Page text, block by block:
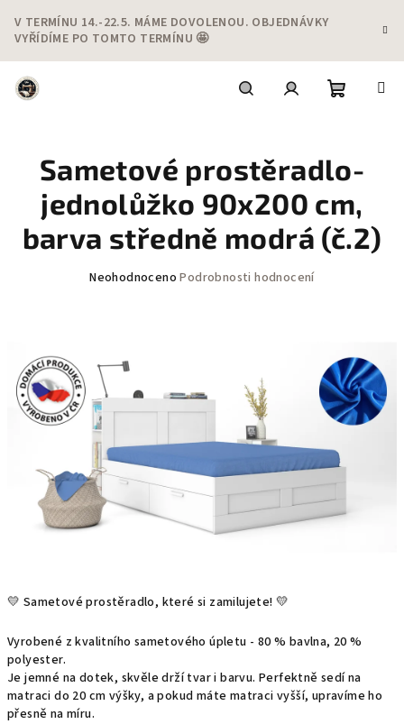
obsah
V TERMÍNU 14.-22.5. MÁME DOVOLENOU. OBJEDNÁVKY
VYŘÍDÍME PO TOMTO TERMÍNU 🤩
košík
💛 Sametové prostěradlo, které si zamilujete! 💛
Vyrobené z kvalitního sametového úpletu - 80 % bavlna, 20 %
polyester.
Je jemné na dotek, skvěle drží tvar i barvu. Perfektně sedí na
matraci do 20 cm výšky, a pokud máte matraci vyšší, upravíme ho
přesně na míru.
Sametové prostěradlo-
jednolůžko 90x200 cm,
barva středně modrá (č.2)
Průměrné
hvězdiček.
Neohodnoceno Podrobnosti hodnocení